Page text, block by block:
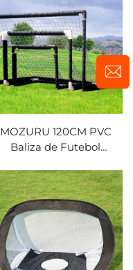
MOZURU 120CM PVC
Baliza de Futebol